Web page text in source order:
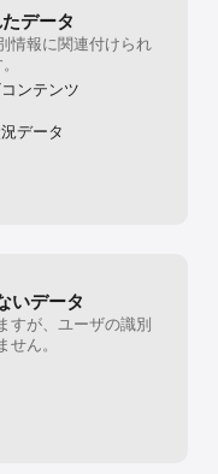
データ
情報に関連付けられ
ンテンツ
データ
いデータ
すが、ユーザの識別
ん。